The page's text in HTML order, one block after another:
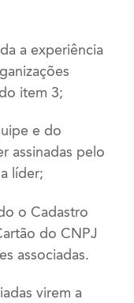
a experiência
item 3;
e do
assinadas pelo
líder;
o Cadastro
do CNPJ
associadas.
virem a